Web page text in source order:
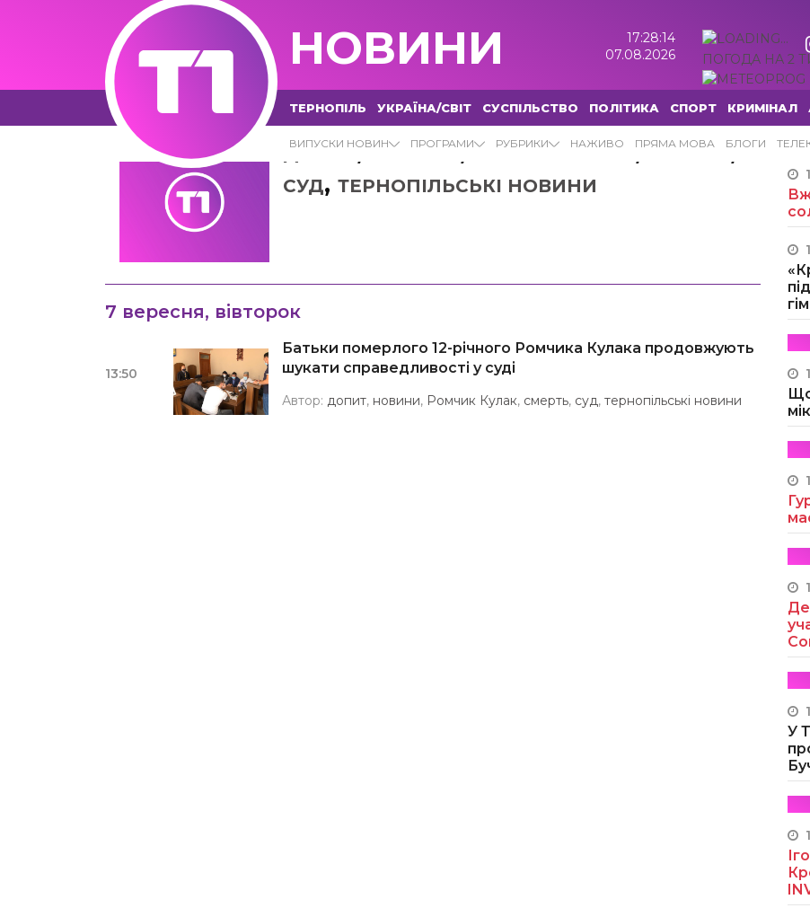
НОВИНИ
17:28:15
07.08.2026
ПОГОДА НА 2
ТЕРНОПІЛЬ УКРАЇНА/СВІТ СУСПІЛЬСТВО ПОЛІТИКА СПОРТ КРИМІНАЛ
ВИПУСКИ НОВИН ПРОГРАМИ РУБРИКИ НАЖИВО ПРЯМА МОВА БЛОГИ
ДОПИТ,НОВИНИ,РОМЧИК КУЛАК ,СМЕРТЬ,
СУД, ТЕРНОПІЛЬСЬКІ НОВИНИ
7 вересня, вівторок
13:50
Батьки померлого 12-річного Ромчика Кулака продовжують
шукати справедливості у суді
Автор: допит, новини, Ромчик Кулак, смерть, суд,тернопільські новини
У